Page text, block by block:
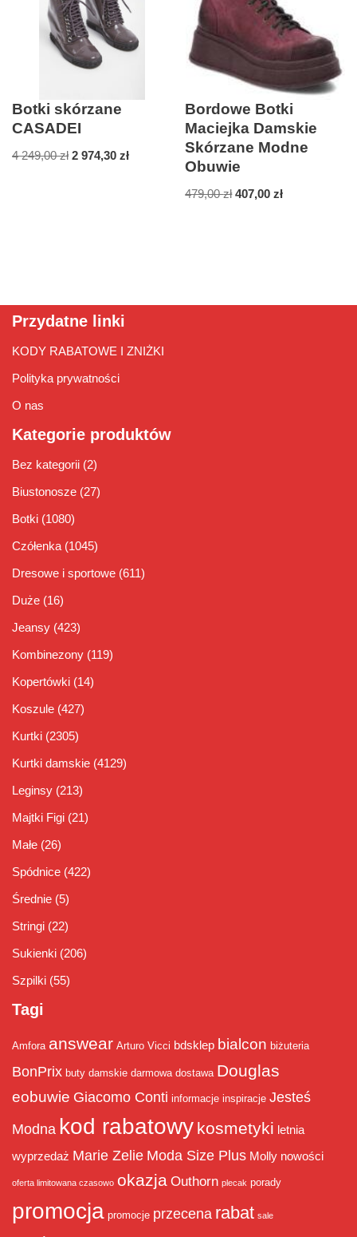
Botki skórzane
CASADEI
4 249,00zł 2 974,30 zł
Bordowe Botki
Maciejka Damskie
Skórzane Modne
Obuwie
479,00zł 407,00zł
Przydatne linki
KODY RABATOWE I ZNIŻKI
Polityka prywatności
O nas
Kategorie produktów
Bez kategorii (2)
Biustonosze (27)
Botki (1080)
Czółenka (1045)
Dresowe i sportowe (611)
Duże (16)
Jeansy (423)
Kombinezony (119)
Kopertówki (14)
Koszule (427)
Kurtki (2305)
Kurtki damskie (4129)
Leginsy (213)
Majtki Figi (21)
Małe (26)
Spódnice (422)
Średnie (5)
Stringi (22)
Sukienki (206)
Szpilki (55)
Tagi
Amfora answear Arturo Vicci bdsklep bialcon biżuteria
BonPrix buty damskie darmowa dostawa Douglas
eobuwie Giacomo Conti informacje inspiracje Jesteś
Modna kod rabatowy kosmetyki letnia
wyprzedaż Marie Zelie Moda Size Plus Molly nowości
oferta limitowana czasowo okazja Outhorn plecak porady
promocja promocje przecena rabat sale